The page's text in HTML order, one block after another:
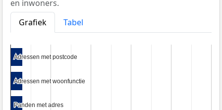
en inwoners.
Grafiek
Tabel
Adressen met postcode
Adressen met postcode
Adressen met woonfunctie
Adressen met woonfunctie
Panden met adres
Panden met adres